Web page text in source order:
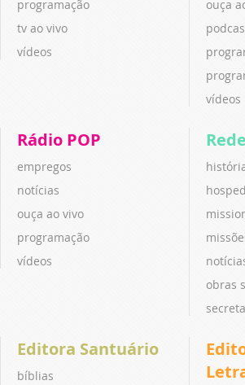
programação
tv ao vivo
vídeos
ouça
vídeos
Rádio POP
empregos
notícias
ouça ao vivo
programação
vídeos
obras
Editora Santuário
bíblias